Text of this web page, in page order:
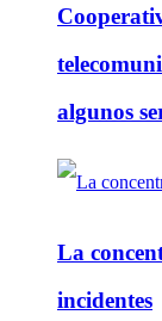
algunos
La
incidentes